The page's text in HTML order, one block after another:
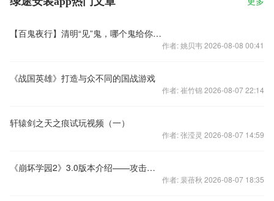
【百鬼夜行】清明“见”鬼，哪个鬼给你印象最深？
作者: 姚贝韦 2026-08-08 00:41
《战国英雄》打造与众不同的国战游戏
作者: 崔竹锦 2026-08-07 22:14
轩辕剑之天之痕试玩视频（一）
作者: 张滢灵 2026-08-07 14:59
《崩坏学园2》3.0版本介绍——攻击类型细分
作者: 裴蓓秋 2026-08-07 18:35